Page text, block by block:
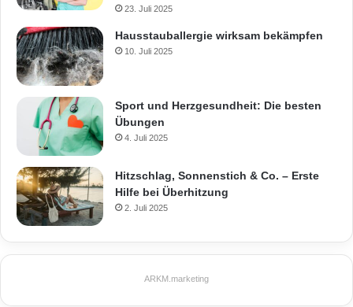
23. Juli 2025
Hausstauballergie wirksam bekämpfen
10. Juli 2025
Sport und Herzgesundheit: Die besten
Übungen
4. Juli 2025
Hitzschlag, Sonnenstich & Co. – Erste
Hilfe bei Überhitzung
2. Juli 2025
ARKM.marketing